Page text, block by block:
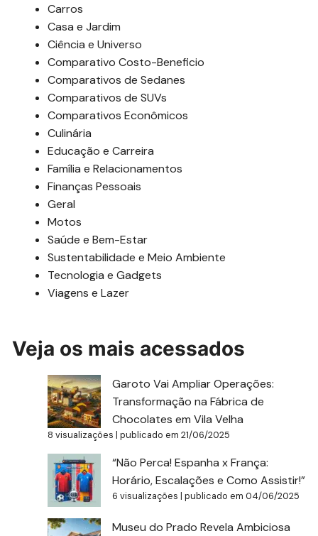
Carros
Casa e Jardim
Ciência e Universo
Comparativo Costo-Beneficio
Comparativos de Sedanes
Comparativos de SUVs
Comparativos Econômicos
Culinária
Educação e Carreira
Família e Relacionamentos
Finanças Pessoais
Geral
Motos
Saúde e Bem-Estar
Sustentabilidade e Meio Ambiente
Tecnologia e Gadgets
Viagens e Lazer
Veja os mais acessados
Garoto Vai Ampliar Operações:
Transformação na Fábrica de
Chocolates em Vila Velha
8 visualizações |publicado em 21/06/2025
“Não Perca! Espanha x França:
Horário, Escalações e Como Assistir!”
6 visualizações |publicado em 04/06/2025
Museu do Prado Revela Ambiciosa